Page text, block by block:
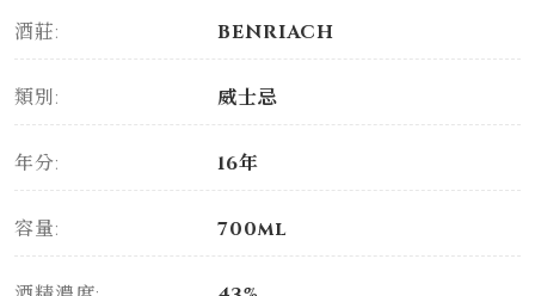
酒莊: BENRIACH
類別: 威士忌
年分: 16年
容量: 700ml